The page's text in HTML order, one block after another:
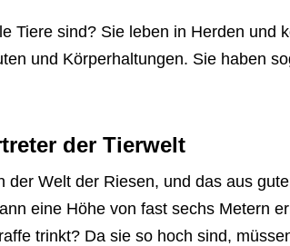
Tiere sind? Sie leben in Herden und
und Körperhaltungen. Sie haben
der Tierwelt
Welt der Riesen, und das aus
eine Höhe von fast sechs Metern
trinkt? Da sie so hoch sind,